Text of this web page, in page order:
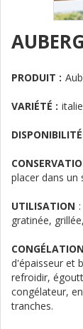
PRODUIT :
VARIÉTÉ :
placer dans un
UTILISATION :
gratinée,
d'épaisseur et
refroidir,
congélateur,
tranches.